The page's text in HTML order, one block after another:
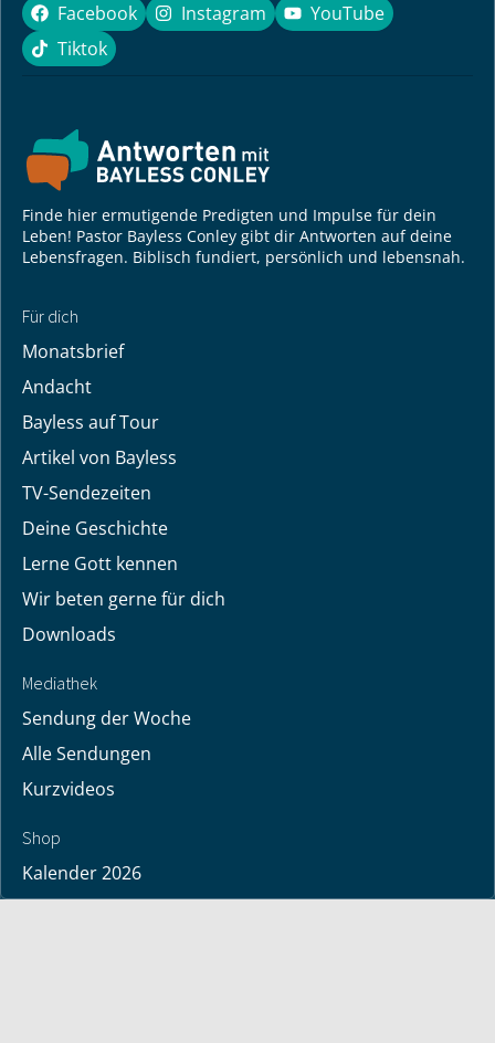
Facebook
Facebook Instagram
Instagram YouTube
YouTube
Tiktok
Tiktok
Finde hier ermutigende Predigten und Impulse für dein
Leben! Pastor Bayless Conley gibt dir Antworten auf deine
Lebensfragen. Biblisch fundiert, persönlich und lebensnah.
Für dich
Monatsbrief
Andacht
Bayless auf Tour
Artikel von Bayless
TV-Sendezeiten
Deine Geschichte
Lerne Gott kennen
Wir beten gerne für dich
Downloads
Mediathek
Sendung der Woche
Alle Sendungen
Kurzvideos
Shop
Kalender 2026